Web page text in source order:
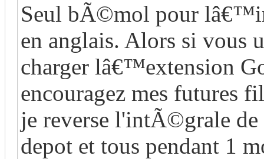
Seul bÃ©mol pour
en anglais. Alors si vous
charger lâ€™extension
encouragez mes futures
je reverse l'intÃ©grale
depot et tous pendant 1